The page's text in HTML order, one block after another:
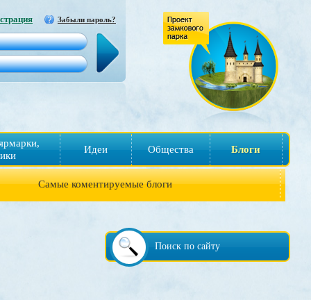
Забыли пароль?
Идеи Общества Блоги
Самые коментируемые блоги
Поиск по сайту